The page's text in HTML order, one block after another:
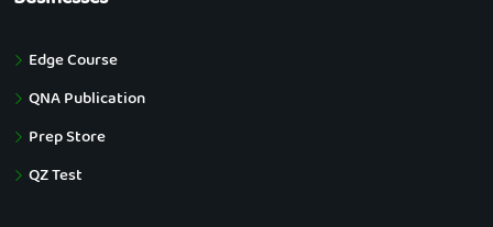
Edge Course
QNA Publication
Prep Store
QZ Test